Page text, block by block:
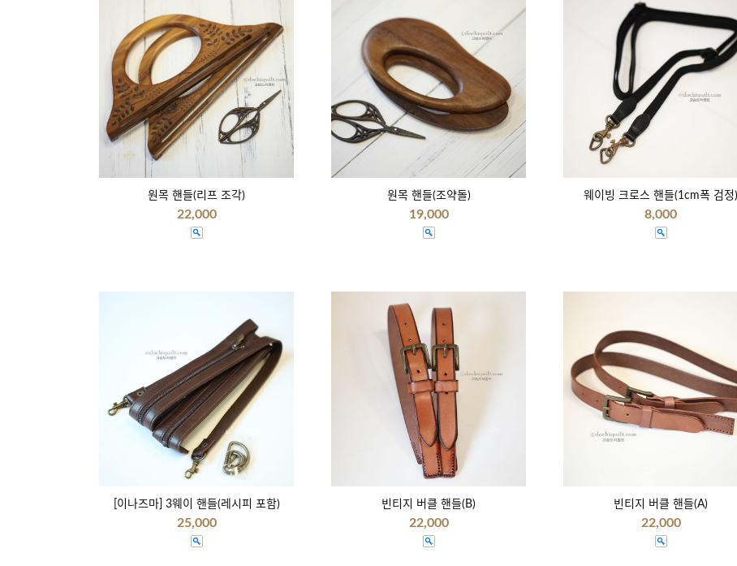
원목 핸들(리프 조각)
22,000
원목 핸들(조약돌)
19,000
웨이빙 크로스 핸들(1cm폭 검정)
8,000
[이나즈마] 3웨이 핸들(레시피 포함)
25,000
빈티지 버클 핸들(B)
22,000
빈티지 버클 핸들(A)
22,000